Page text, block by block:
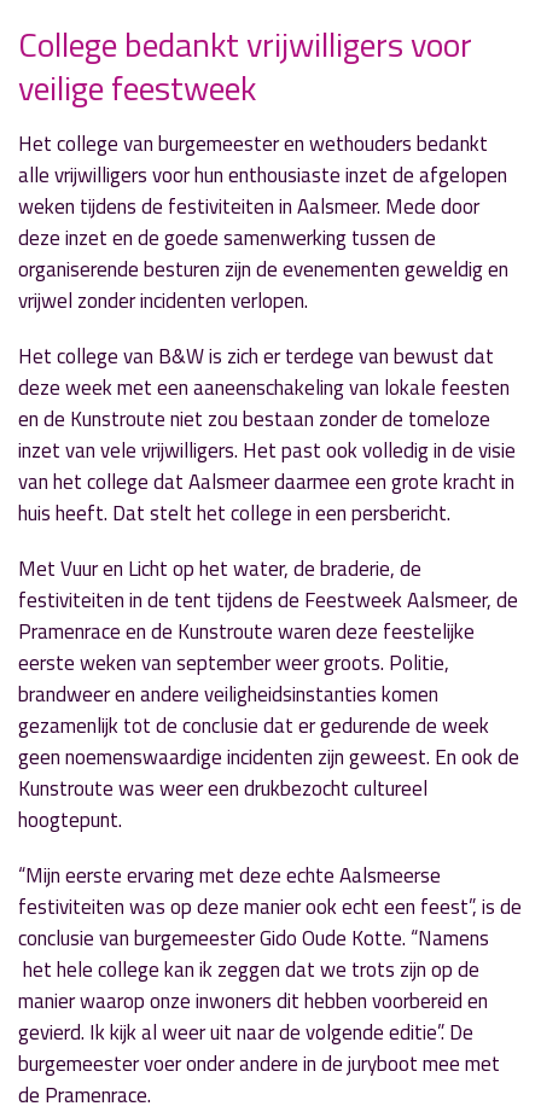
« Vorig nieuwsbericht
Jeroen Nobel waarnemend burgemeester Den
Helder
25 september 2019
» Volgend nieuwsbericht
De snoeiboot vaart weer uit
25 september 2019
College bedankt vrijwilligers voor
veilige feestweek
Het college van burgemeester en wethouders bedankt
alle vrijwilligers voor hun enthousiaste inzet de afgelopen
weken tijdens de festiviteiten in Aalsmeer. Mede door
deze inzet en de goede samenwerking tussen de
organiserende besturen zijn de evenementen geweldig en
vrijwel zonder incidenten verlopen.
Het college van B&W is zich er terdege van bewust dat
deze week met een aaneenschakeling van lokale feesten
en de Kunstroute niet zou bestaan zonder de tomeloze
inzet van vele vrijwilligers. Het past ook volledig in de visie
van het college dat Aalsmeer daarmee een grote kracht in
huis heeft. Dat stelt het college in een persbericht.
Met Vuur en Licht op het water, de braderie, de
festiviteiten in de tent tijdens de Feestweek Aalsmeer, de
Pramenrace en de Kunstroute waren deze feestelijke
eerste weken van september weer groots. Politie,
brandweer en andere veiligheidsinstanties komen
gezamenlijk tot de conclusie dat er gedurende de week
geen noemenswaardige incidenten zijn geweest. En ook de
Kunstroute was weer een drukbezocht cultureel
hoogtepunt.
“Mijn eerste ervaring met deze echte Aalsmeerse
festiviteiten was op deze manier ook echt een feest”, is de
conclusie van burgemeester Gido Oude Kotte. “Namens
het hele college kan ik zeggen dat we trots zijn op de
manier waarop onze inwoners dit hebben voorbereid en
gevierd. Ik kijk al weer uit naar de volgende editie”. De
burgemeester voer onder andere in de juryboot mee met
de Pramenrace.